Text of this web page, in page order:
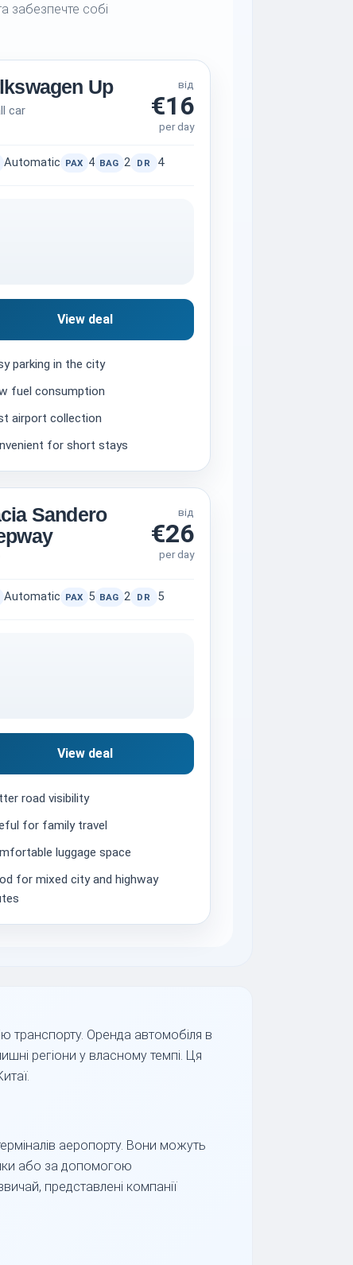
забезпечте собі
Up
car
від
€16
per day
Automatic PAX 4 BAG 2 DR 4
View deal
parking in the city
fuel consumption
airport collection
for short stays
Sandero
від
€26
per day
Automatic PAX 5 BAG 2 DR 5
View deal
road visibility
for family travel
luggage space
for mixed city and highway
транспорту. Оренда автомобіля в
регіони у власному темпі. Ця
аеропорту. Вони можуть
або за допомогою
представлені компанії